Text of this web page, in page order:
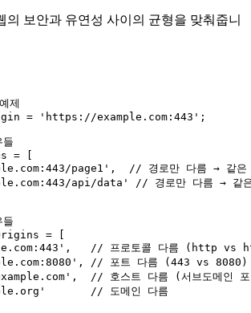
의 보안과 유연성 사이의 균형을 맞춰줍니
제
= 'https://example.com:443' ;
= [
page1' , // 경로만 다름 → 같은
api/data'
// 경로만 다름 → 같
= [
, // 프로토콜 다름 (http vs
, // 포트 다름 (443 vs 8080)
, // 호스트 다름 (서브도메인
// 도메인 다름